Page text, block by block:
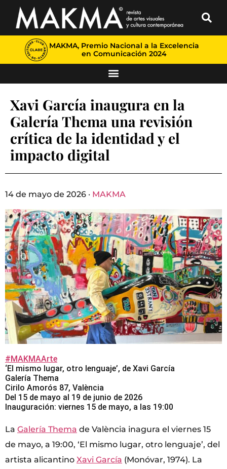
MAKMA, Premio Nacional a la Excelencia
en Comunicación 2024
Xavi García inaugura en la
Galería Thema una revisión
crítica de la identidad y el
impacto digital
14 de mayo de 2026 · MAKMA
#MAKMAArte
‘El mismo lugar, otro lenguaje’, de Xavi García
Galería Thema
Cirilo Amorós 87, València
Del 15 de mayo al 19 de junio de 2026
Inauguración: viernes 15 de mayo, a las 19:00
La Galería Thema de València inagura el viernes 15
de mayo, a 19:00, ‘El mismo lugar, otro lenguaje’, del
artista alicantino Xavi García (Monóvar, 1974). La